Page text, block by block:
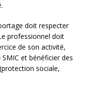
doit respecter
professionnel doit
de son activité,
et bénéficier des
sociale,